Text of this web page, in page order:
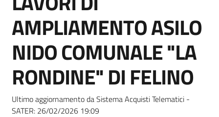
English
site
Seguici
su
AMPLIAMENTO ASILO
NIDO COMUNALE "LA
RONDINE" DI FELINO
Ultimo aggiornamento da Sistema Acquisti Telematici -
SATER: 26/02/2026 19:09